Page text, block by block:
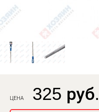
ЦЕНА 325 руб.